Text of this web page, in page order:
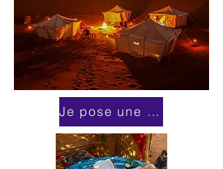
Je pose une question par ici!